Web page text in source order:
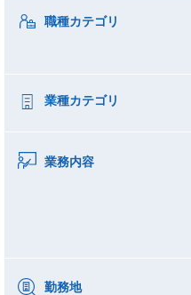
職種カテゴリ
業種カテゴリ
業務内容
勤務地